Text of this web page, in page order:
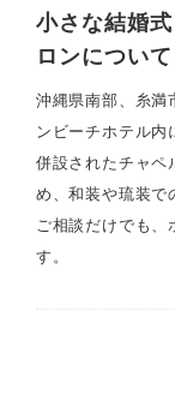
小さな結婚
ロンについて
沖縄県南部、糸満
ンビーチホテル内
併設されたチャペ
め、和装や琉装で
ご相談だけでも、
す。